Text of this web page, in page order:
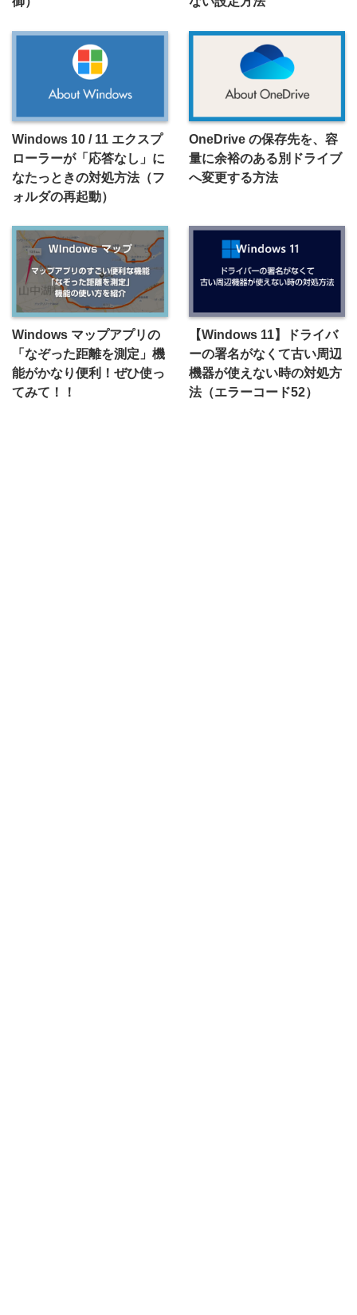
Windows 10 / 11 エクスプ
ローラーが「応答なし」に
なたっときの対処方法（フ
ォルダの再起動）
OneDrive の保存先を、容
量に余裕のある別ドライブ
へ変更する方法
Windows マップアプリの
「なぞった距離を測定」機
能がかなり便利！ぜひ使っ
てみて！！
【Windows 11】ドライバ
ーの署名がなくて古い周辺
機器が使えない時の対処方
法（エラーコード52）